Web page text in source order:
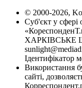
© 2000-2026,
Суб'єкт у сфері
ХАРКІВСЬКЕ
Ідентифікатор
Використання
сайті,